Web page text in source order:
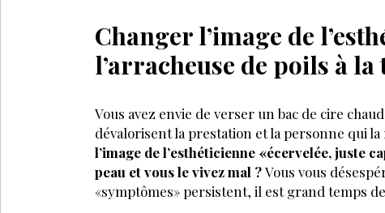
Changer l’image de
l’arracheuse de poils à
Vous avez envie de verser un bac de cire
dévalorisent la prestation et la personne qui la
l’image de l’esthéticienne «écervelée, juste
peau et vous le vivez mal ?Vous vous
«symptômes» persistent, il est grand temps